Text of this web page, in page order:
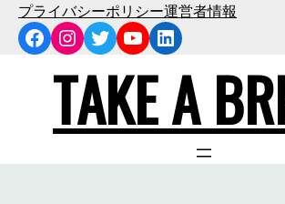
プライバシーポリシー運営者情報
Facebook
Instagram
Twitter
YouTube
LinkedIn
TAKE A